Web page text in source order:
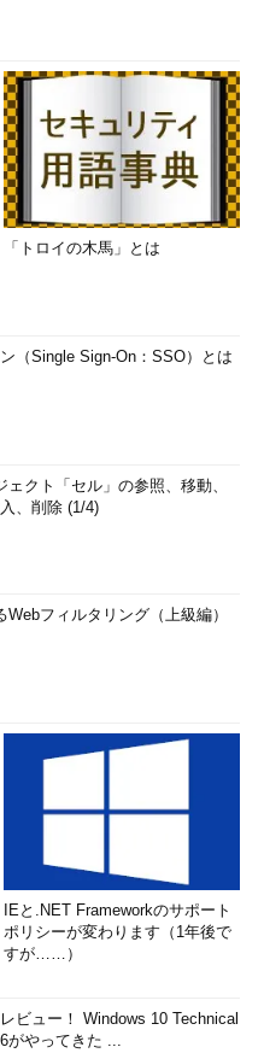
でBit
」
なく、トランザクションを
ランザクションが正当なもの
し、ブロックチェーンの末尾
のブロックが以後改ざんされ
ことである。状況にもよる
データはP2Pネットワーク全
当か： 他人のBitcoinを送信
ンと重複していないか： 同じ
が行われる。
「トロイの木馬」とは
（Single Sign-On：SSO）とは
ェクト「セル」の参照、移動、
、削除 (1/4)
フィルタリング（上級編）
IEと.NET Frameworkのサポート
ポリシーが変わります（1年後で
すが……）
ビュー！ Windows 10 Technical
がやってきた ...